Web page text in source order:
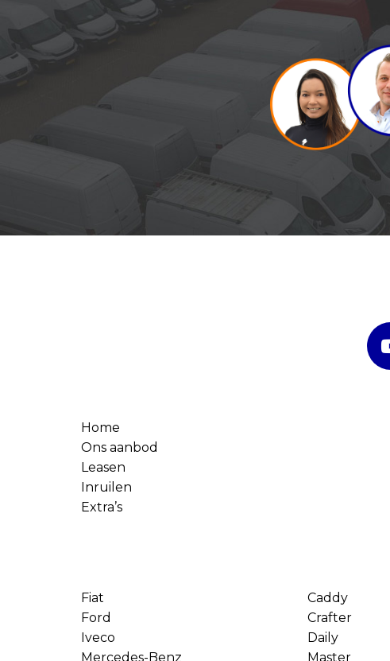
Home
Ons aanbod
Leasen
Inruilen
Extra’s
Fiat
Ford
Iveco
Mercedes-Benz
Caddy
Crafter
Daily
Master